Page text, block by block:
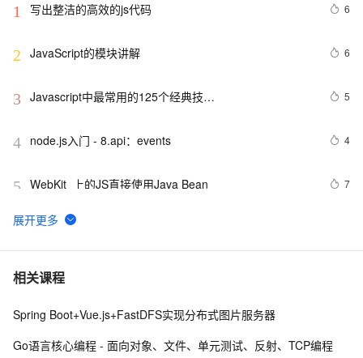
1 写出整洁的高效的js代码 6
2 JavaScript的模块讲解 6
3 Javascript中最常用的125个经典技… 5
4 node.js入门 - 8.api：events 4
5 WebKit  上的JS直接使用Java Bean 7
6 ArcGIS JavaScript在线编辑
7 js脚本语言在页面上不执行
8 Visual Studio正式支持jQuery JavaScript程式库
相关课程
Spring Boot+Vue.js+FastDFS实现分布式图片服务器
Go语言核心编程 - 面向对象、文件、单元测试、反射、TCP编程